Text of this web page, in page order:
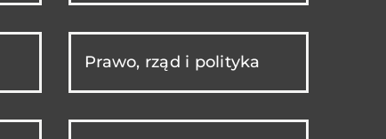
Prawo, rząd i polityka